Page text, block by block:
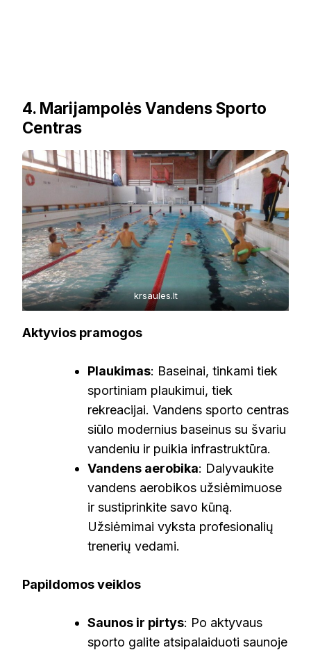
4. Marijampolės Vandens Sporto
Centras
krsaules.lt
Aktyvios pramogos
Plaukimas: Baseinai, tinkami tiek
sportiniam plaukimui, tiek
rekreacijai. Vandens sporto centras
siūlo modernius baseinus su švariu
vandeniu ir puikia infrastruktūra.
Vandens aerobika: Dalyvaukite
vandens aerobikos užsiėmimuose
ir sustiprinkite savo kūną.
Užsiėmimai vyksta profesionalių
trenerių vedami.
Papildomos veiklos
Saunos ir pirtys: Po aktyvaus
sporto galite atsipalaiduoti saunoje